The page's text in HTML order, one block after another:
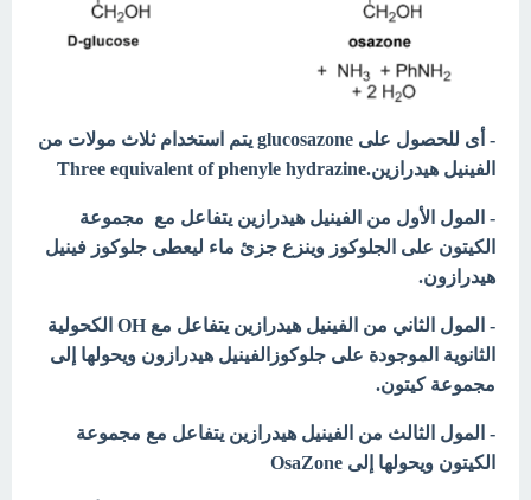
- أى للحصول على
glucosazone يتم استخدام ثلاث مولات من
الفينيل هيدرازين.Three equivalent of phenyle hydrazine
- المول الأول من الفينيل هيدرازين يتفاعل مع مجموعة
الكيتون على الجلوكوز وينزع جزئ ماء ليعطى جلوكوز فينيل
هيدرازون.
- المول الثاني من الفينيل هيدرازين يتفاعل مع OH الكحولية
الثانوية الموجودة على جلوكوزالفينيل هيدرازون ويحولها إلى
مجموعة كيتون.
- المول الثالث من الفينيل هيدرازين يتفاعل مع مجموعة
الكيتون ويحولها إلى OsaZone